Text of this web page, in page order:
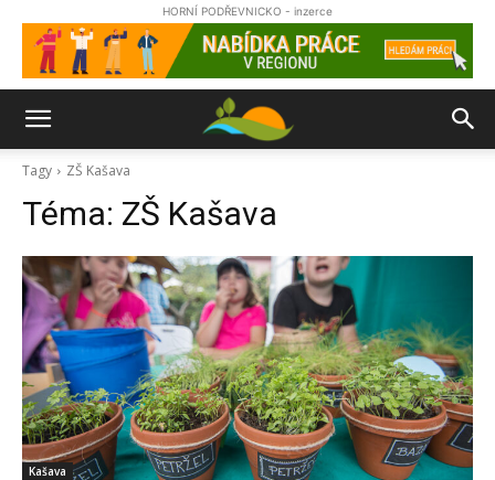
HORNÍ PODŘEVNICKO - inzerce
Tagy ZŠ Kašava
Téma: ZŠ Kašava
Kašava